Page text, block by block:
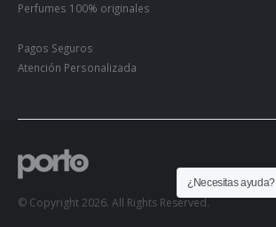
Perfumes 100% originales
Pagos Seguros
Atención Personalizada
© Copyright 2026. All Rights Reserved.
¿Necesitas ayuda?